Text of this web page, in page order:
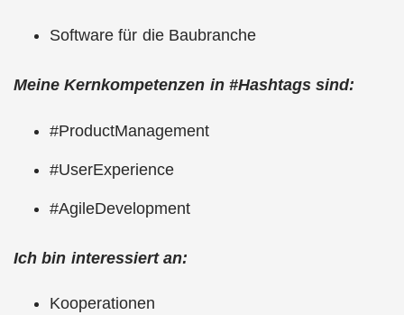
Software für die Baubranche
Meine Kernkompetenzen in #Hashtags sind:
#ProductManagement
#UserExperience
#AgileDevelopment
Ich bin interessiert an:
Kooperationen